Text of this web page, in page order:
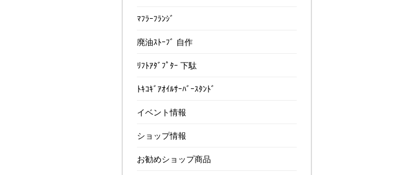
ﾏﾌﾗｰﾌﾗﾝｼﾞ
廃油ｽﾄｰﾌﾞ 自作
ﾘﾌﾄｱﾀﾞﾌﾟﾀｰ 下駄
ﾄｷｺｷﾞｱｵｲﾙｻｰﾊﾞｰｽﾀﾝﾄﾞ
イベント情報
ショップ情報
お勧めショップ商品